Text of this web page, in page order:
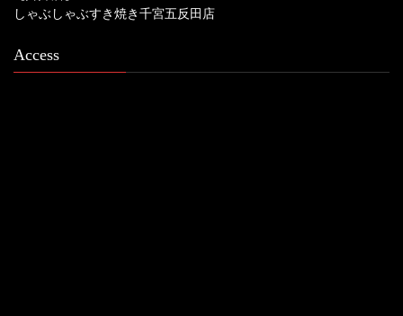
しゃぶしゃぶすき焼き千宮五反田店
Access